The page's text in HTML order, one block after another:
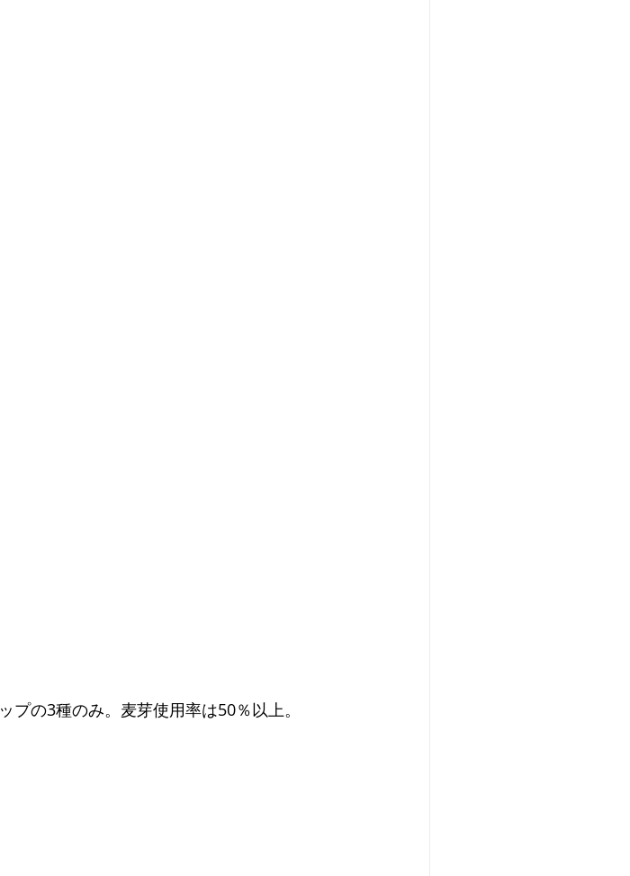
の3種のみ。麦芽使用率は50％以上。